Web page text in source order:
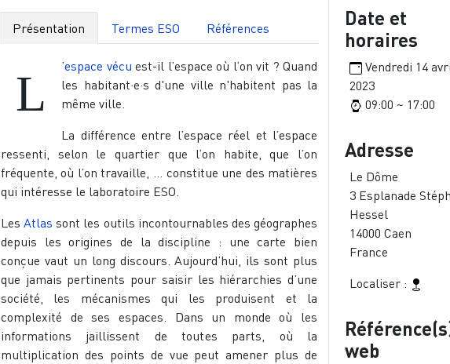
Présentation Termes ESO Références
L ’espace vécu est-il l’espace où l’on vit ? Quand
les habitant·e·s d'une ville n'habitent pas la
même ville.
La différence entre l’espace réel et l’espace
ressenti, selon le quartier que l’on habite, que l’on
fréquente, où l’on travaille, … constitue une des matières
qui intéresse le laboratoire ESO.
LesAtlas sont les outils incontournables des géographes
depuis les origines de la discipline : une carte bien
conçue vaut un long discours. Aujourd’hui, ils sont plus
que jamais pertinents pour saisir les hiérarchies d’une
société, les mécanismes qui les produisent et la
complexité de ses espaces. Dans un monde où les
informations jaillissent de toutes parts, où la
multiplication des points de vue peut amener plus de
Date et
horaires
Vendredi 14
2023
09:00 ~ 17:00
Adresse
Le Dôme
3 Esplanade
Hessel
14000 Caen
France
Localiser :
web